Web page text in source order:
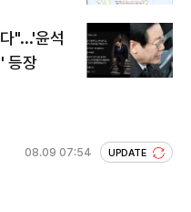
"...'윤석
등장
08.09 07:54 UPDATE